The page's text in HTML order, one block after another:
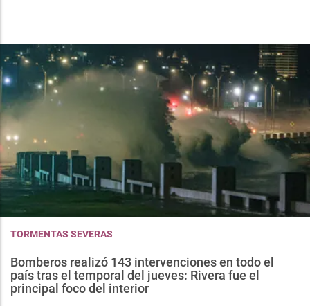
TORMENTAS SEVERAS
Bomberos realizó 143 intervenciones en todo el
país tras el temporal del jueves: Rivera fue el
principal foco del interior